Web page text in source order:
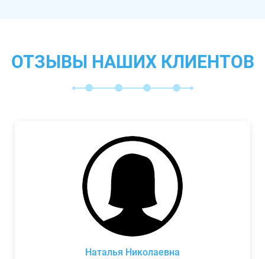
ОТЗЫВЫ НАШИХ КЛИЕНТОВ
Наталья Николаевна